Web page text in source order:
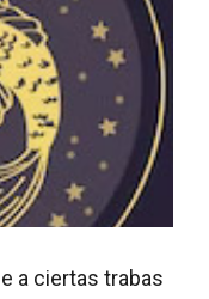
a ciertas trabas